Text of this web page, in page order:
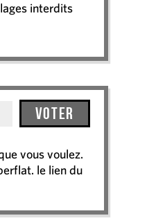
interdits
Voter
vous voulez.
le lien du